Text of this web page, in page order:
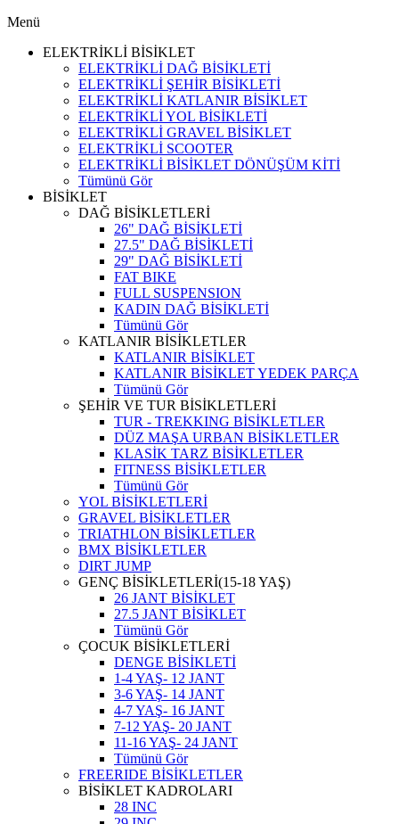
Menü
ELEKTRİKLİ BİSİKLET
ELEKTRİKLİ DAĞ BİSİKLETİ
ELEKTRİKLİ ŞEHİR BİSİKLETİ
ELEKTRİKLİ KATLANIR BİSİKLET
ELEKTRİKLİ YOL BİSİKLETİ
ELEKTRİKLİ GRAVEL BİSİKLET
ELEKTRİKLİ SCOOTER
ELEKTRİKLİ BİSİKLET DÖNÜŞÜM KİTİ
Tümünü Gör
BİSİKLET
DAĞ BİSİKLETLERİ
26" DAĞ BİSİKLETİ
27.5" DAĞ BİSİKLETİ
29" DAĞ BİSİKLETİ
FAT BIKE
FULL SUSPENSION
KADIN DAĞ BİSİKLETİ
Tümünü Gör
KATLANIR BİSİKLETLER
KATLANIR BİSİKLET
KATLANIR BİSİKLET YEDEK PARÇA
Tümünü Gör
ŞEHİR VE TUR BİSİKLETLERİ
TUR - TREKKING BİSİKLETLER
DÜZ MAŞA URBAN BİSİKLETLER
KLASİK TARZ BİSİKLETLER
FITNESS BİSİKLETLER
Tümünü Gör
YOL BİSİKLETLERİ
GRAVEL BİSİKLETLER
TRIATHLON BİSİKLETLER
BMX BİSİKLETLER
DIRT JUMP
GENÇ BİSİKLETLERİ(15-18 YAŞ)
26 JANT BİSİKLET
27.5 JANT BİSİKLET
Tümünü Gör
ÇOCUK BİSİKLETLERİ
DENGE BİSİKLETİ
1-4 YAŞ- 12 JANT
3-6 YAŞ- 14 JANT
4-7 YAŞ- 16 JANT
7-12 YAŞ- 20 JANT
11-16 YAŞ- 24 JANT
Tümünü Gör
FREERIDE BİSİKLETLER
BİSİKLET KADROLARI
28 INC